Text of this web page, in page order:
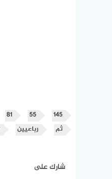
145
55
81
ثم
رباعيين
شارك على